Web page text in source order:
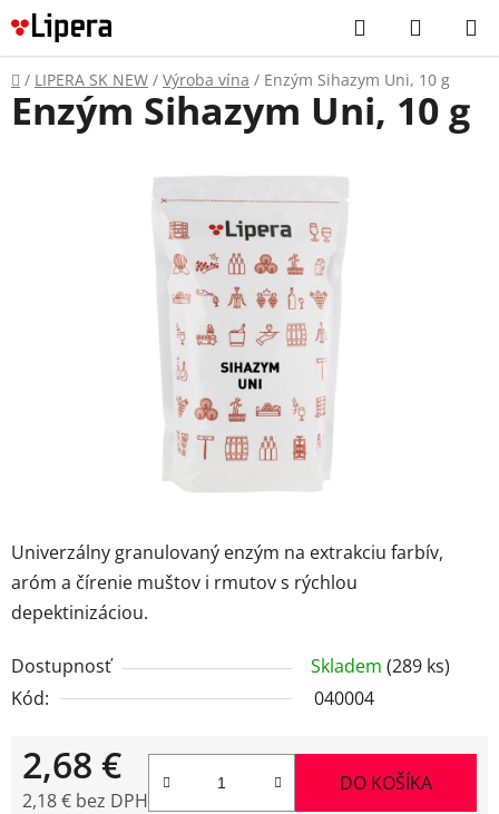
Prejsť
na
obsah
Hľadať
KOŠÍK
Domov
/ LIPERA SK NEW / Výroba vína / Enzým Sihazym Uni, 10 g
Univerzálny granulovaný enzým na extrakciu farbív,
aróm a čírenie muštov i rmutov s rýchlou
depektinizáciou.
Dostupnosť Skladem (289 ks)
Kód:
040004
2,68 €
2,18 € bez DPH
DO KOŠÍKA
Enzým Sihazym Uni, 10 g